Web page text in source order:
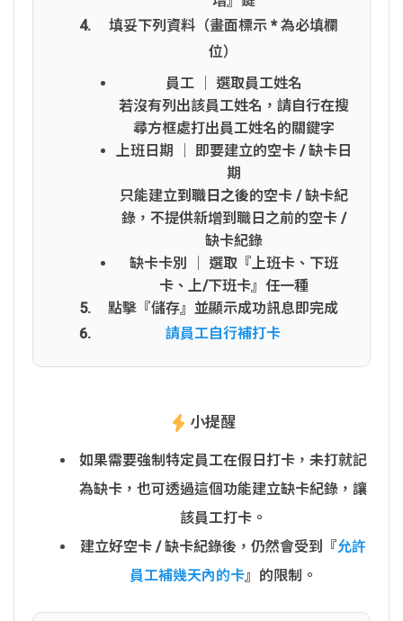
填妥下列資料（畫面標示*為必填欄
位）
員工 │ 選取員工姓名
若沒有列出該員工姓名，請自行在搜
尋方框處打出員工姓名的關鍵字
上班日期 │ 即要建立的空卡 / 缺卡日
期
只能建立到職日之後的空卡 / 缺卡紀
錄，不提供新增到職日之前的空卡 /
缺卡紀錄
缺卡卡別 │ 選取『上班卡、下班
卡、上/下班卡』任一種
點擊『儲存』並顯示成功訊息即完成
請員工自行補打卡
小提醒
如果需要強制特定員工在假日打卡，未打就記
為缺卡，也可透過這個功能建立缺卡紀錄，讓
該員工打卡。
建立好空卡 / 缺卡紀錄後，仍然會受到『允許
員工補幾天內的卡』的限制。